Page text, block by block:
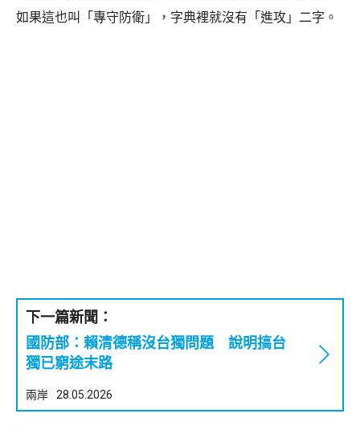
如果這也叫「專守防衛」，字典裡就沒有「進攻」二字。
下一篇新聞：
國防部：賴清德稱沒台獨問題 說明搞台
獨已窮途末路
兩岸 28.05.2026